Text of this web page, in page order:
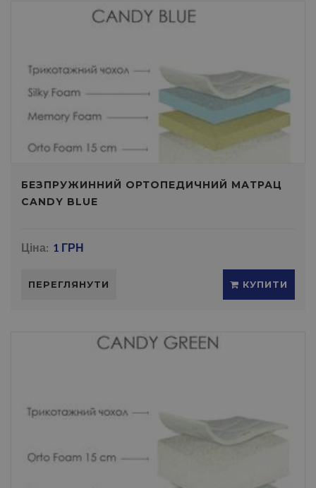
БЕЗПРУЖИННИЙ ОРТОПЕДИЧНИЙ МАТРАЦ
CANDY BLUE
Ціна: 1 ГРН
ПЕРЕГЛЯНУТИ КУПИТИ